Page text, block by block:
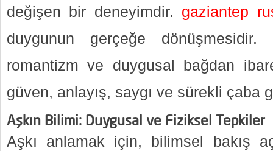
değişen bir deneyimdir. gaziantep
duygunun gerçeğe
romantizm ve duygusal bağdan
güven, anlayış, saygı ve sürekli çaba
Aşkın Bilimi: Duygusal ve Fiziksel Tepkiler
Aşkı anlamak için, bilimsel bakış